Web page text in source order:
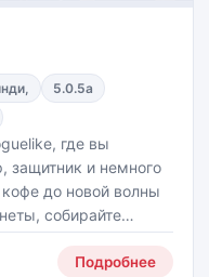
5.0.5a
где вы
защитник и немного
до новой волны
собирайте
и превращайте
ваш купол не
Подробнее